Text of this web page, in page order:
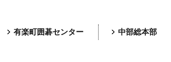
有楽町囲碁センター 中部総本部